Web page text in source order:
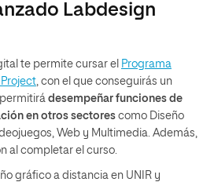
Labdesign
te permite cursar el Programa
, con el que conseguirás un
desempeñar funciones de
en otros sectores como Diseño
Web y Multimedia. Además,
al completar el curso.
gráfico a distancia en UNIR y